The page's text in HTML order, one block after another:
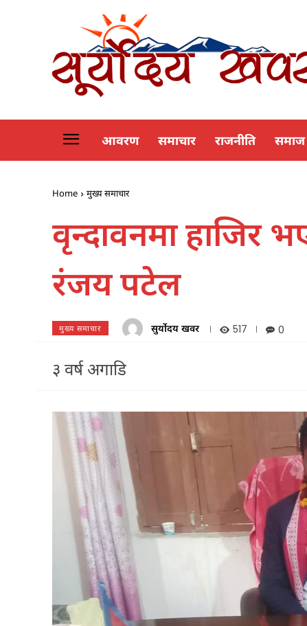
आवरण समाचार राजनीति समाज
Home मुख्य समाचार
वृन्दावनमा हाजिर
रंजय पटेल
मुख्य समाचार सुर्योदय खवर 517 0
३ वर्ष अगाडि